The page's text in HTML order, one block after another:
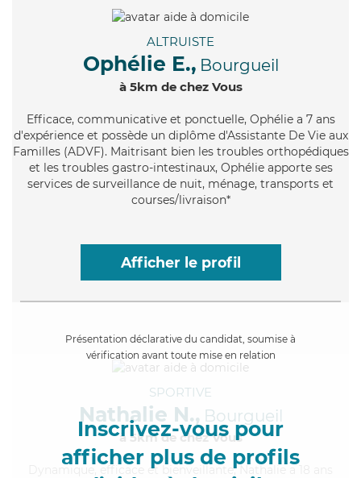
ALTRUISTE
Ophélie E., Bourgueil
à 5km de chez Vous
Efficace, communicative et ponctuelle, Ophélie a 7 ans
d'expérience et possède un diplôme d'Assistante De Vie aux
Familles (ADVF). Maitrisant bien les troubles orthopédiques
et les troubles gastro-intestinaux, Ophélie apporte ses
services de surveillance de nuit, ménage, transports et
courses/livraison*
Afficher le profil
Présentation déclarative du candidat, soumise à
vérification avant toute mise en relation
Inscrivez-vous pour
afficher plus de profils
SPORTIVE
Nathalie N., Bourgueil
à 5km de chez Vous
, efficace et bienveillante, Nathalie a 18 ans